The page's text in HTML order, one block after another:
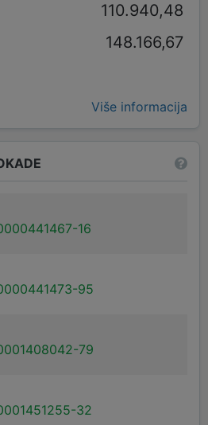
110.940,48
148.166,67
Više informacija
16
95
79
32